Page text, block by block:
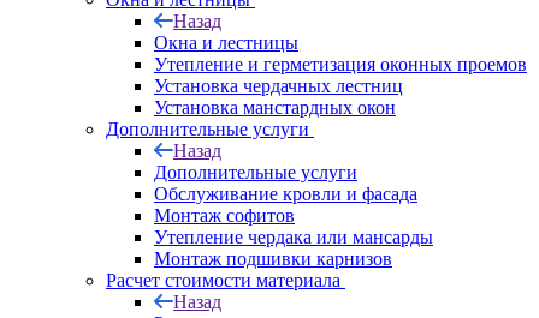
Назад
Окна и лестницы
Утепление и герметизация оконных проемов
Установка чердачных лестниц
Установка манстардных окон
Дополнительные услуги
Назад
Дополнительные услуги
Обслуживание кровли и фасада
Монтаж софитов
Утепление чердака или мансарды
Монтаж подшивки карнизов
Расчет стоимости материала
Назад